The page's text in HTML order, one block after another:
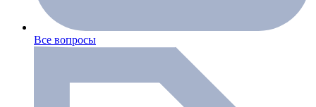
Все вопросы